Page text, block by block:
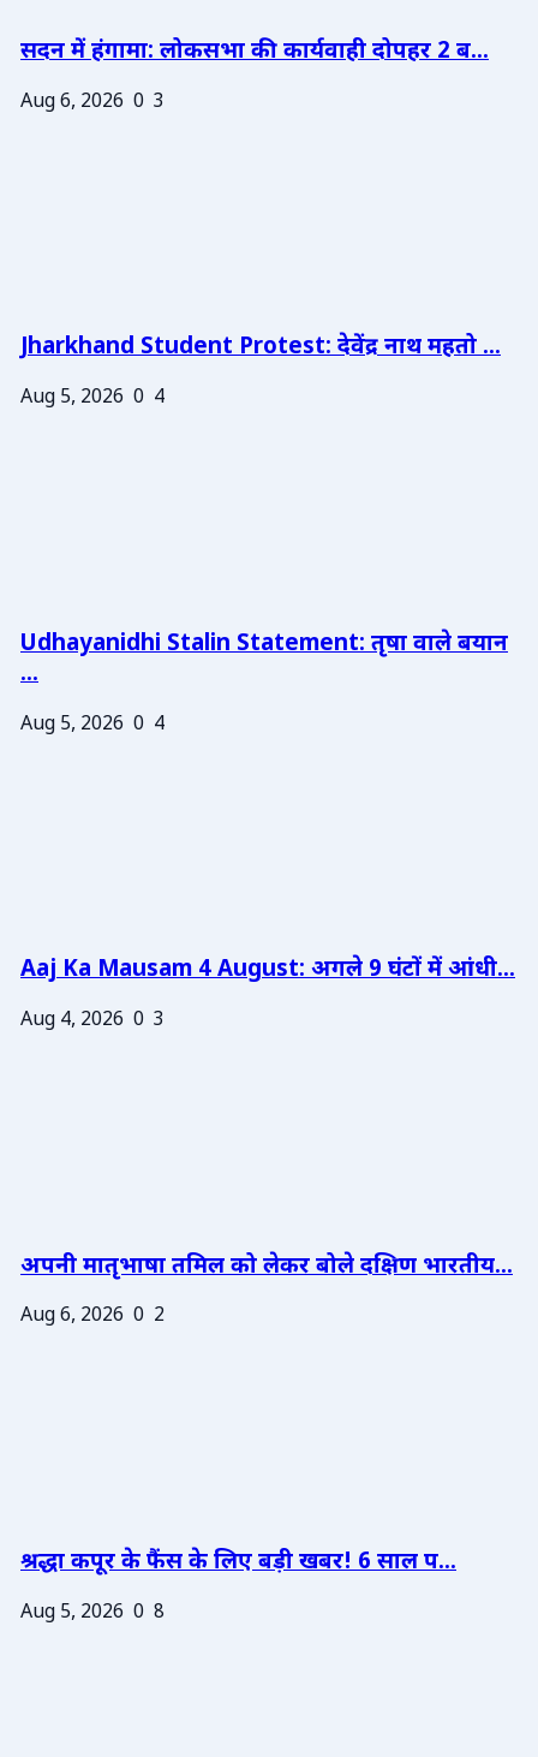
सदन में हंगामा: लोकसभा की कार्यवाही दोपहर 2 ब...
Aug 6, 2026 0 3
Jharkhand Student Protest: देवेंद्र नाथ महतो ...
Aug 5, 2026 0 4
Udhayanidhi Stalin Statement: तृषा वाले बयान
...
Aug 5, 2026 0 4
Aaj Ka Mausam 4 August: अगले 9 घंटों में आंधी...
Aug 4, 2026 0 3
अपनी मातृभाषा तमिल को लेकर बोले दक्षिण भारतीय...
Aug 6, 2026 0 2
श्रद्धा कपूर के फैंस के लिए बड़ी खबर! 6 साल प...
Aug 5, 2026 0 8